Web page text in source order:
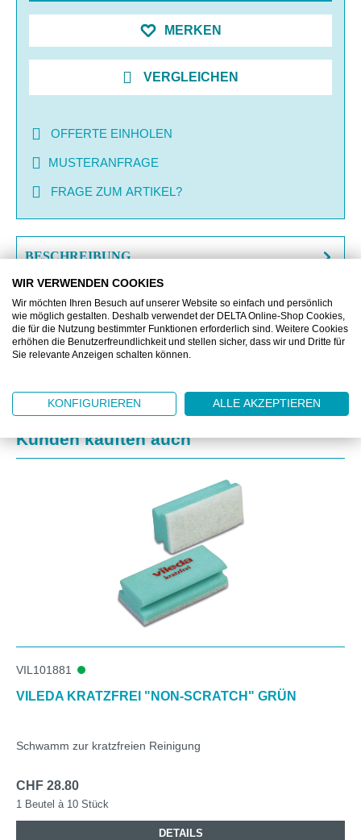
MERKEN
VERGLEICHEN
OFFERTE EINHOLEN
MUSTERANFRAGE
FRAGE ZUM ARTIKEL?
BESCHREIBUNG
ZUSATZINFORMATIONEN
DOWNLOAD
Produktgalerie überspringen
Kunden kauften auch
VIL101881
VILEDA KRATZFREI "NON-SCRATCH" GRÜN
Schwamm zur kratzfreien Reinigung
CHF 28.80
1 Beutel à 10 Stück
DETAILS
WIR VERWENDEN COOKIES
Wir möchten Ihren Besuch auf unserer Website so einfach und persönlich
wie möglich gestalten. Deshalb verwendet der DELTA Online-Shop Cookies,
die für die Nutzung bestimmter Funktionen erforderlich sind. Weitere Cookies
erhöhen die Benutzerfreundlichkeit und stellen sicher, dass wir und Dritte für
Sie relevante Anzeigen schalten können.
KONFIGURIEREN ALLE AKZEPTIEREN